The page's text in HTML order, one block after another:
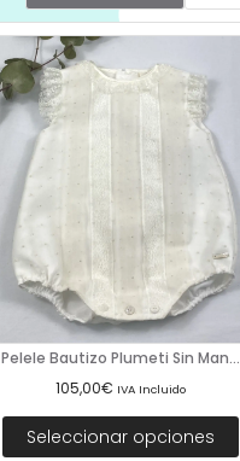
Pelele Bautizo Plumeti Sin Man...
105,00€ IVA Incluido
Seleccionar opciones